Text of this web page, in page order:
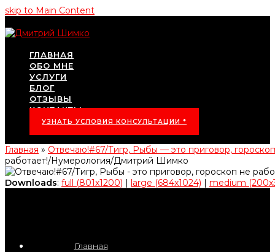
skip to Main Content
ГЛАВНАЯ
ОБО МНЕ
УСЛУГИ
БЛОГ
ОТЗЫВЫ
КОНТАКТЫ
УЗНАТЬ УСЛОВИЯ КОНСУЛЬТАЦИИ *
Главная » Отвечаю!#67/Тигр, Рыбы — это приговор,
работает!/Нумерология/Дмитрий Шимко
Downloads: full (801x1200) | large (684x1024) | medium
Главная